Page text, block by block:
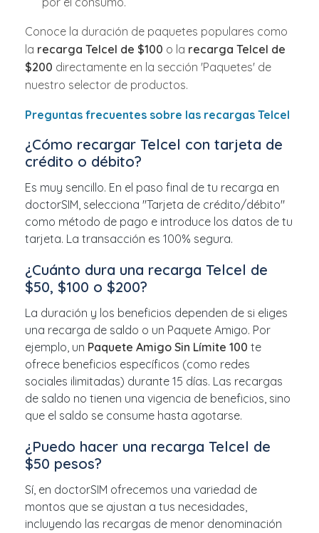
Conoce la duración de paquetes populares como
la recarga Telcel de $100 o la recarga Telcel de
$200 directamente en la sección 'Paquetes' de
nuestro selector de productos.
Preguntas frecuentes sobre las recargas Telcel
¿Cómo recargar Telcel con tarjeta de
crédito o débito?
Es muy sencillo. En el paso final de tu recarga en
doctorSIM, selecciona "Tarjeta de crédito/débito"
como método de pago e introduce los datos de tu
tarjeta. La transacción es 100% segura.
¿Cuánto dura una recarga Telcel de
$50, $100 o $200?
La duración y los beneficios dependen de si eliges
una recarga de saldo o un Paquete Amigo. Por
ejemplo, un Paquete Amigo Sin Límite 100 te
ofrece beneficios específicos (como redes
sociales ilimitadas) durante 15 días. Las recargas
de saldo no tienen una vigencia de beneficios, sino
que el saldo se consume hasta agotarse.
¿Puedo hacer una recarga Telcel de
$50 pesos?
Sí, en doctorSIM ofrecemos una variedad de
montos que se ajustan a tus necesidades,
incluyendo las recargas de menor denominación